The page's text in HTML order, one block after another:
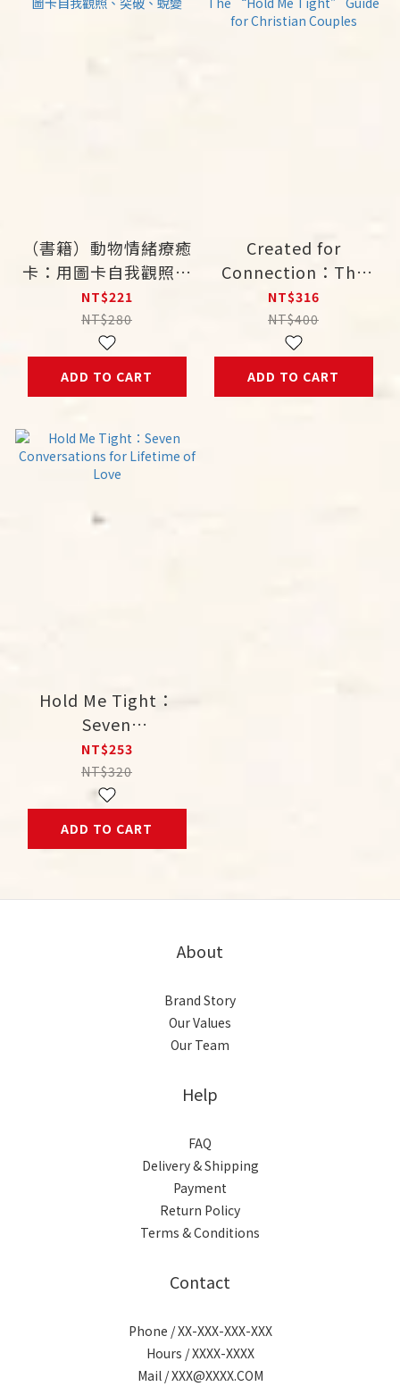
（書籍）動物情緒療癒
卡：用圖卡自我觀照、
突破、蛻變
NT$221
NT$280
ADD TO CART
Created for
Connection：The
“Hold Me Tight”
Guide for Christian
Couples
NT$316
NT$400
ADD TO CART
Hold Me Tight：
Seven
Conversations for
Lifetime of Love
NT$253
NT$320
ADD TO CART
About
Brand Story
Our Values
Our Team
Help
FAQ
Delivery & Shipping
Payment
Return Policy
Terms & Conditions
Contact
Phone / XX-XXX-XXX-XXX
Hours / XXXX-XXXX
Mail / XXX@XXXX.COM